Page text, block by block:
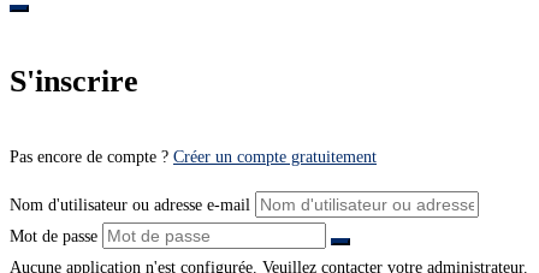
S'inscrire
Pas encore de compte ? Créer un compte gratuitement
Nom d'utilisateur ou adresse e-mail
Mot de passe
Aucune application n'est configurée. Veuillez contacter votre administrateur.